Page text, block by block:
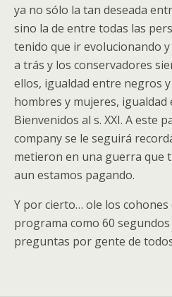
ya no sólo la tan deseada
sino la de entre todas las
tenido que ir evolucionando
a trás y los conservadores
ellos, igualdad entre negros
hombres y mujeres, igualdad
Bienvenidos al s. XXI. A este
company se le seguirá
metieron en una guerra que
aun estamos pagando.
Y por cierto… ole los cohones
programa como 60
preguntas por gente de